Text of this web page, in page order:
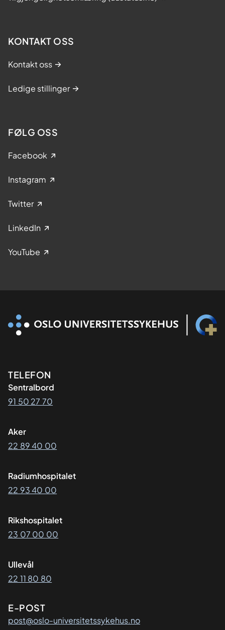
KONTAKT OSS
Kontakt oss
Ledige stillinger
FØLG OSS
Facebook
Instagram
Twitter
LinkedIn
YouTube
Kontaktinformasjon
TELEFON
Sentralbord
91 50 27 70
Aker
22 89 40 00
Radiumhospitalet
22 93 40 00
Rikshospitalet
23 07 00 00
Ullevål
22 11 80 80
E-POST
post@oslo-universitetssykehus.no